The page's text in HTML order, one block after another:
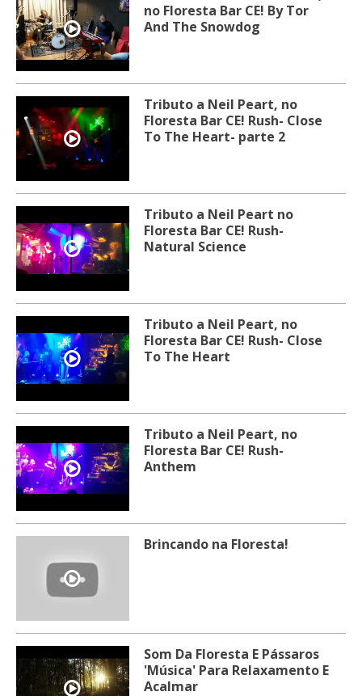
no Floresta Bar CE! By Tor
And The Snowdog
Tributo a Neil Peart, no
Floresta Bar CE! Rush- Close
To The Heart- parte 2
Tributo a Neil Peart no
Floresta Bar CE! Rush-
Natural Science
Tributo a Neil Peart, no
Floresta Bar CE! Rush- Close
To The Heart
Tributo a Neil Peart, no
Floresta Bar CE! Rush-
Anthem
Brincando na Floresta!
Som Da Floresta E Pássaros
'Música' Para Relaxamento E
Acalmar